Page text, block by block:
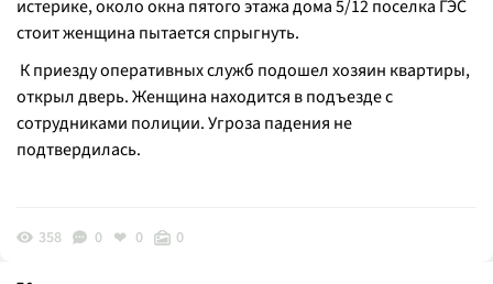
истерике, около окна пятого этажа дома 5/12 поселка ГЭС
стоит женщина пытается спрыгнуть.
К приезду оперативных служб подошел хозяин квартиры,
открыл дверь. Женщина находится в подъезде с
сотрудниками полиции. Угроза падения не
подтвердилась.
358 0 0 0